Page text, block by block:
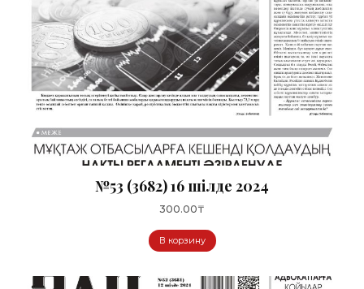
№53 (3682) 16 шілде 2024
300.00₸
В корзину